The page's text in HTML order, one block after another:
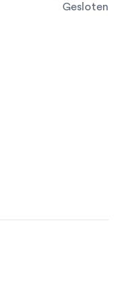
Gesloten